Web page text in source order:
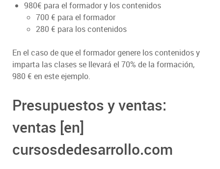
980€ para el formador y los contenidos
700 € para el formador
280 € para los contenidos
En el caso de que el formador genere los contenidos y
imparta las clases se llevará el 70% de la formación,
980 € en este ejemplo.
Presupuestos y ventas:
ventas [en]
cursosdedesarrollo.com